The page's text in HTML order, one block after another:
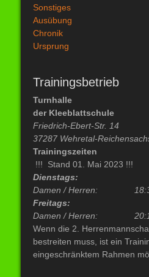
Sonstiges
Ausübung
Chronik
Ursprung
Trainingsbetrieb
Turnhalle
der Kleeblattschule
Friedrich-Ebert-Str. 14
37287 Wehretal-
Trainingszeiten
!!! Stand 01. Mai 2023 !!!
Dienstags:
Damen / Herren:
Freitags:
Damen / Herren:
Wenn die 2.
bestreiten muss, ist ein
eingeschränktem Rahmen